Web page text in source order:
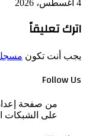
4 أغسطس، 2026
اترك تعليقاً
يجب أنت تكون
Follow Us
من صفحة
على الشبكات